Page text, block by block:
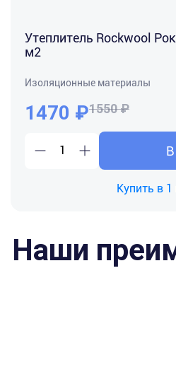
Утеплитель Rockwool
м2
Изоляционные материалы
1470 ₽1550 ₽
Купить в 1
Наши